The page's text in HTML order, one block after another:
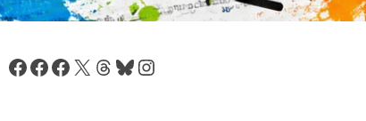
Facebook
Facebook
Facebook
X Threads
BlueskyInstagram